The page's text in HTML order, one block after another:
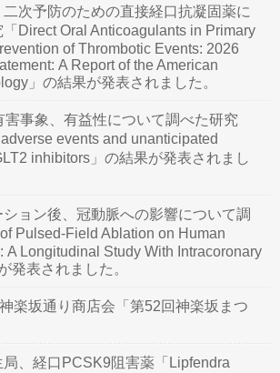
次予防のための直接経口抗凝固薬に
Direct Oral Anticoagulants in Primary
of Thrombotic Events: 2026
A Report of the American
」の結果が発表されました。
害事象、有益性について調べた研究
adverse events and unanticipated
inhibitors」の結果が発表されまし
ョン後、冠動脈への影響について調
Pulsed-Field Ablation on Human
A Longitudinal Study With Intracoronary
発表されました。
楽坂通り商店会「第52回神楽坂まつ
、経口PCSK9阻害薬「Lipfendra